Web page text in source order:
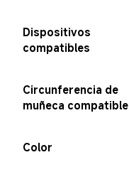
Dispositivos
compatibles
Circunferencia de
muñeca compatible
Color